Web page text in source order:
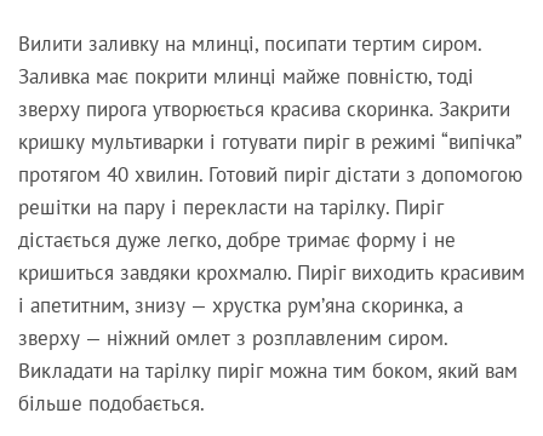
Вилити заливку на млинці, посипати тертим сиром.
Заливка має покрити млинці майже повністю, тоді
зверху пирога утворюється красива скоринка. Закрити
кришку мультиварки і готувати пиріг в режимі “випічка”
протягом 40 хвилин. Готовий пиріг дістати з допомогою
решітки на пару і перекласти на тарілку. Пиріг
дістається дуже легко, добре тримає форму і не
кришиться завдяки крохмалю. Пиріг виходить красивим
і апетитним, знизу — хрустка рум’яна скоринка, а
зверху — ніжний омлет з розплавленим сиром.
Викладати на тарілку пиріг можна тим боком, який вам
більше подобається.